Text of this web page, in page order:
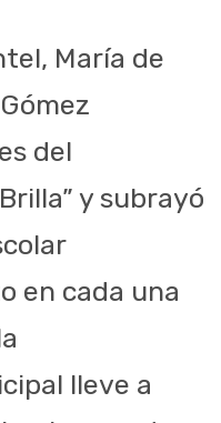
María de
del
y subrayó
en cada una
lleve a